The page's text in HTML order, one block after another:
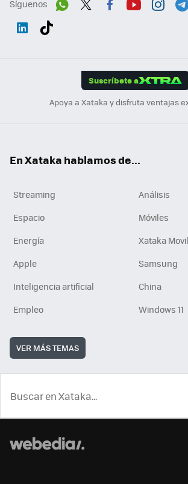
Síguenos
Suscríbete a
Apoya a Xataka y disfruta ventajas
En Xataka hablamos de...
Streaming
Análisis
Espacio
Móviles
Energía
Xataka
Apple
Samsung
Inteligencia artificial
China
Empleo
Windows 11
VER MÁS TEMAS